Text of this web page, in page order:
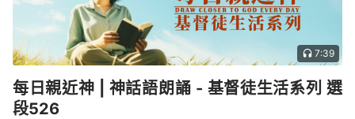
7:39
每日親近神 | 神話語朗誦 - 基督徒生活系列 選
段526